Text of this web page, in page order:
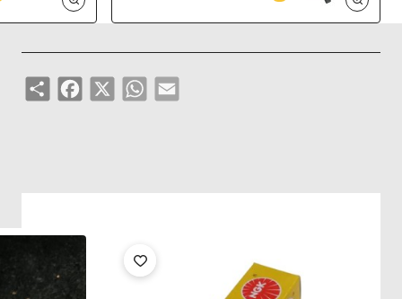
Share
Facebook X
WhatsApp Email